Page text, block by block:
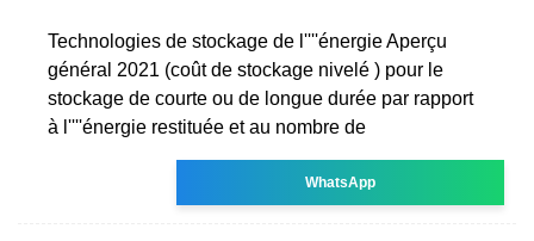
Technologies de stockage de l''''énergie Aperçu
général 2021 (coût de stockage nivelé ) pour le
stockage de courte ou de longue durée par rapport
à l''''énergie restituée et au nombre de
WhatsApp